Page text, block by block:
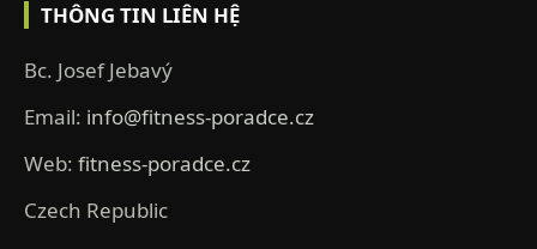
THÔNG TIN LIÊN HỆ
Bc. Josef Jebavý
Email: info@fitness-poradce.cz
Web: fitness-poradce.cz
Czech Republic